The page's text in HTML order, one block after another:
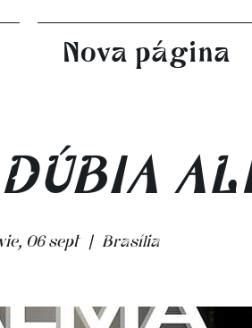
Nova página
vie, 06 sept
  |
Brasília